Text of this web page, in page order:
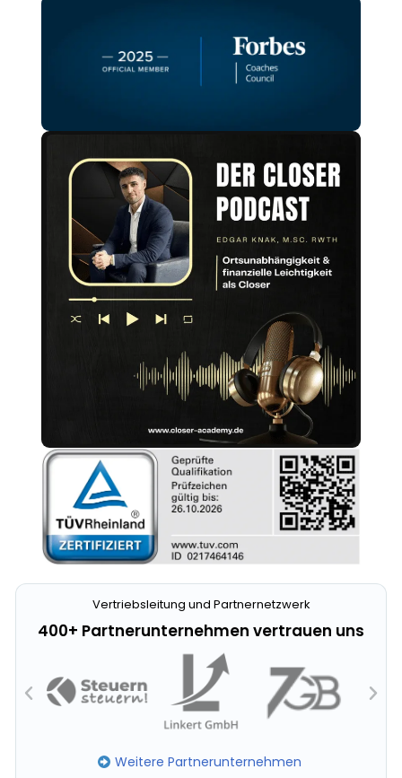
Vertriebsleitung und Partnernetzwerk
400+ Partnerunternehmen vertrauen uns
Weitere Partnerunternehmen